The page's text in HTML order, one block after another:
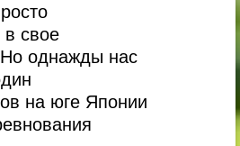
в свое
однажды нас
на юге Японии